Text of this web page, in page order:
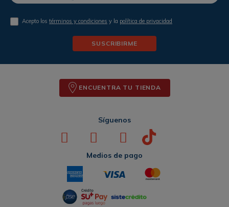
Acepto lostérminos y condiciones y la política de privacidad
SUSCRIBIRME
ENCUENTRA TU TIENDA
Síguenos
Medios de pago